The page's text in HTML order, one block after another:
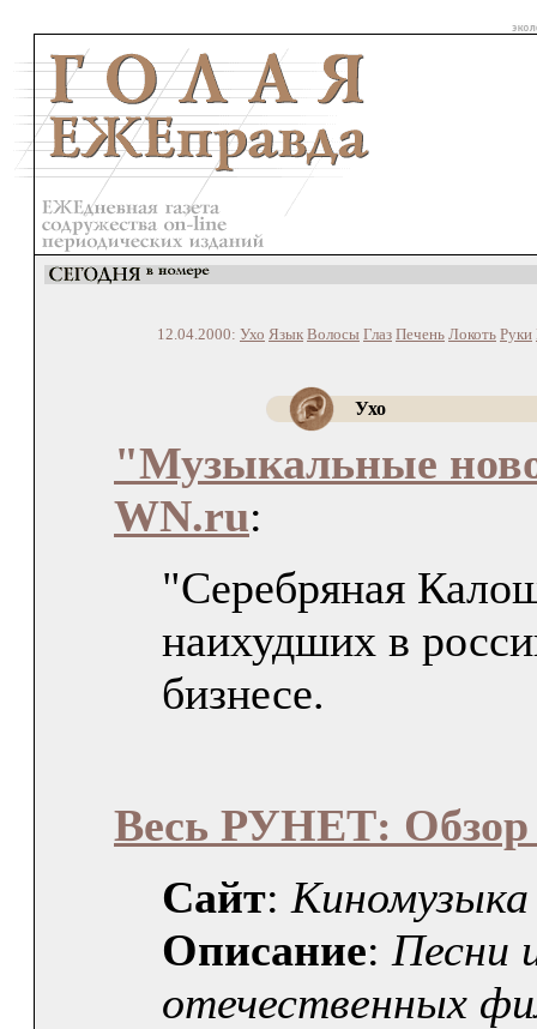
12.04.2000: Ухо Язык Волосы Глаз Печень Локоть Руки
Ухо
"Музыкальные
WN.ru:
"Серебряная
наихудших в
бизнесе.
Весь РУНЕТ: Обзор
Сайт:
Описание: Песни
отечественных